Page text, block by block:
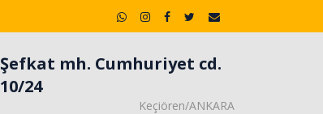
Şefkat mh. Cumhuriyet cd.
10/24
Keçiören/ANKARA